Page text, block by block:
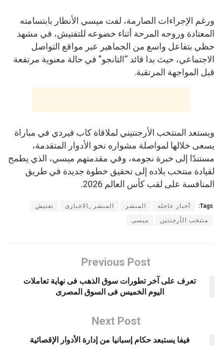
ورغم الإجراءات الصارمة، لفت ميسي الأنظار بابتسامته
المعتادة وروحه المرحة أثناء خضوعه للتفتيش، في مشهد
حظي بتفاعل واسع من الجماهير عبر مواقع التواصل
الاجتماعي، حيث بدا قائد “التانجو” في حالة معنوية مرتفعة
قبل المواجهة المرتقبة.
ويستعد المنتخب الأرجنتيني لملاقاة كاب فيردي في مباراة
يسعى خلالها لمواصلة مشواره نحو الأدوار المتقدمة،
مستندًا إلى خبرة نجومه، وفي مقدمتهم ميسي، الذي يطمح
لقيادة منتخب بلاده إلى تحقيق خطوة جديدة في طريق
المنافسة على لقب كأس العالم 2026.
Tags: أخبار عاجله المنشر المنشر _الاخبارى تفتيش
منتخب الأرجنتين ميسى
Previous Post
تعرف على آخر تطورات سوق الذهب فى نهاية تعاملات
اليوم الخميس فى السوق المصرى
Next Post
فيفا يستبعد حكام إسبانيا من إدارة الأدوار الإقصائية